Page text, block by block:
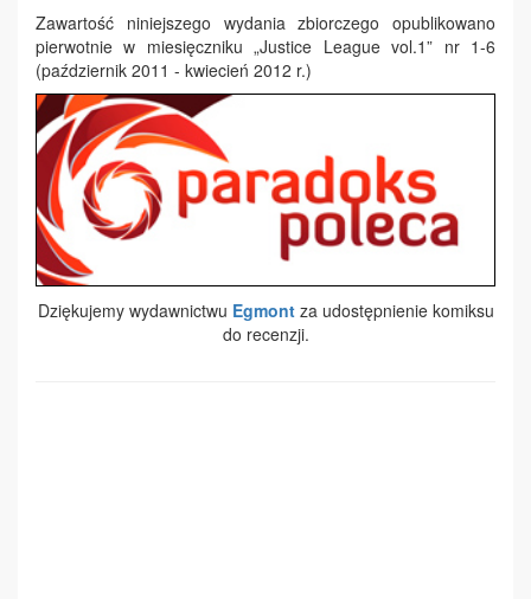
Zawartość niniejszego wydania zbiorczego opublikowano
pierwotnie w miesięczniku „Justice League vol.1” nr 1-6
(październik 2011 - kwiecień 2012 r.)
Dziękujemy wydawnictwu Egmontza udostępnienie komiksu
do recenzji.